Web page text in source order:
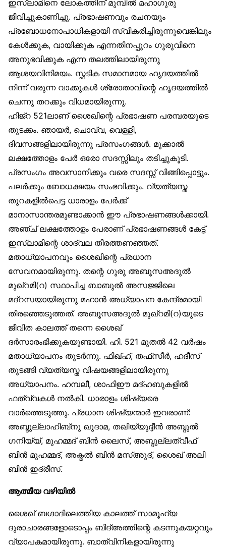
ഇസ്‌ലാമിനെ ലോകത്തിന് മുമ്പിൽ മഹാഗുരു
ജീവിച്ചുകാണിച്ചു. പ്രഭാഷണവും രചനയും
പ്രബോധനോപാധികളായി സ്വീകരിച്ചിരുന്നുവെങ്കിലും
കേൾക്കുക, വായിക്കുക എന്നതിനപ്പുറം ഗുരുവിനെ
അനുഭവിക്കുക എന്ന തലത്തിലായിരുന്നു
ആശയവിനിമയം. സ്ഫടിക സമാനമായ ഹൃദയത്തിൽ
നിന്ന് വരുന്ന വാക്കുകൾ ശ്രോതാവിന്റെ ഹൃദയത്തിൽ
ചെന്നു തറക്കും വിധമായിരുന്നു.
ഹിജ്‌റ 521ലാണ് ശൈഖിന്റെ പ്രഭാഷണ പരമ്പരയുടെ
തുടക്കം. ഞായർ, ചൊവ്വ, വെള്ളി,
ദിവസങ്ങളിലായിരുന്നു പ്രസംഗങ്ങൾ. മുക്കാൽ
ലക്ഷത്തോളം പേർ ഒരോ സദസ്സിലും തടിച്ചുകൂടി.
പ്രസംഗം അവസാനിക്കും വരെ സദസ്സ് വിങ്ങിപ്പൊട്ടും.
പലർക്കും ബോധക്ഷയം സംഭവിക്കും. വ്യത്യസ്ത
തുറകളിൽപെട്ട ധാരാളം പേർക്ക്
മാനാസാന്തരമുണ്ടാക്കാൻ ഈ പ്രഭാഷണങ്ങൾക്കായി.
അഞ്ച് ലക്ഷത്തോളം പേരാണ് പ്രഭാഷണങ്ങൾ കേട്ട്
ഇസ്‌ലാമിന്റെ ശാദ്വല തീരത്തണഞ്ഞത്.
മതാധ്യാപനവും ശൈഖിന്റെ പ്രധാന
സേവനമായിരുന്നു. തന്റെ ഗുരു അബൂസഅദുൽ
മുഖ്‌റമി(റ) സ്ഥാപിച്ച ബാബുൽ അസജ്ജിലെ
മദ്‌റസയായിരുന്നു മഹാൻ അധ്യാപന കേന്ദ്രമായി
തിരഞ്ഞെടുത്തത്. അബൂസഅദുൽ മുഖ്‌റമി(റ)യുടെ
ജീവിത കാലത്ത് തന്നെ ശൈഖ്
ദർസാരംഭിക്കുകയുണ്ടായി. ഹി. 521 മുതൽ 42 വർഷം
മതാധ്യാപനം തുടർന്നു. ഫിഖ്ഹ്, തഫ്‌സീർ, ഹദീസ്
തുടങ്ങി വ്യത്യസ്ത വിഷയങ്ങളിലായിരുന്നു
അധ്യാപനം. ഹമ്പലീ, ശാഫിഈ മദ്ഹബുകളിൽ
ഫത്വ്‌വകൾ നൽകി. ധാരാളം ശിഷ്യരെ
വാർത്തെടുത്തു. പ്രധാന ശിഷ്യന്മാർ ഇവരാണ്:
അബ്ദുല്ലാഹിബ്‌നു ഖുദാമ, തഖിയ്യുദ്ദീൻ അബ്ദുൽ
ഗനിയ്യ്, മുഹമ്മദ് ബിൻ ലൈസ്, അബ്ദുല്ലത്വീഫ്
ബിൻ മുഹമ്മദ്, അക്മൽ ബിൻ മസ്അൂദ്, ശൈഖ് അലി
ബിൻ ഇദ്‌രീസ്.
ആത്മീയ വഴിയിൽ
ശൈഖ് ബഗ്ദാദിലെത്തിയ കാലത്ത് സാമൂഹ്യ
ദുരാചാരങ്ങളോടൊപ്പം ബിദ്അത്തിന്റെ കടന്നുകയറ്റവും
വ്യാപകമായിരുന്നു. ബാത്വിനികളായിരുന്നു